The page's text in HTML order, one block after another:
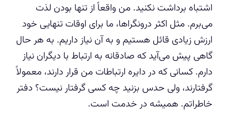
اشتباه برداشت نکنید. من واقعاً از تنها بودن لذت
می‌برم. مثل اکثر درونگراها، ما برای اوقات تنهایی خود
ارزش زیادی قائل هستیم و به آن نیاز داریم. به هر حال
گاهی پیش می‌آید که صادقانه به ارتباط با دیگران نیاز
دارم. کسانی که در دایره ارتباطات من قرار دارند، معمولاً
گرفتارند، ولی حدس بزنید چه کسی گرفتار نیست؟ دفتر
خاطراتم. همیشه در خدمت است.